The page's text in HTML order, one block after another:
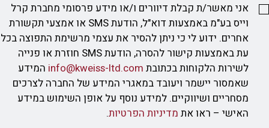
אני מאשר/ת קבלת דיוורים ו/או מידע פרסומי מחברת קרל
וייס בע"מ באמצעות דוא"ל, הודעת SMS או אמצעי תקשורת
אחרים. ידוע לי כי ניתן להסיר את עצמי מרשימת התפוצה בכל
עת באמצעות קישור להסרה, הודעת SMS חוזרת או פנייה
לשירות הלקוחות בכתובת info@kweiss-ltd.com המידע
שאמסור יישמר ויעובד במאגרי המידע של החברה לצרכים
מסחריים ושיווקיים. למידע נוסף על אופן השימוש במידע
האישי – ראו את מדיניות הפרטיות.